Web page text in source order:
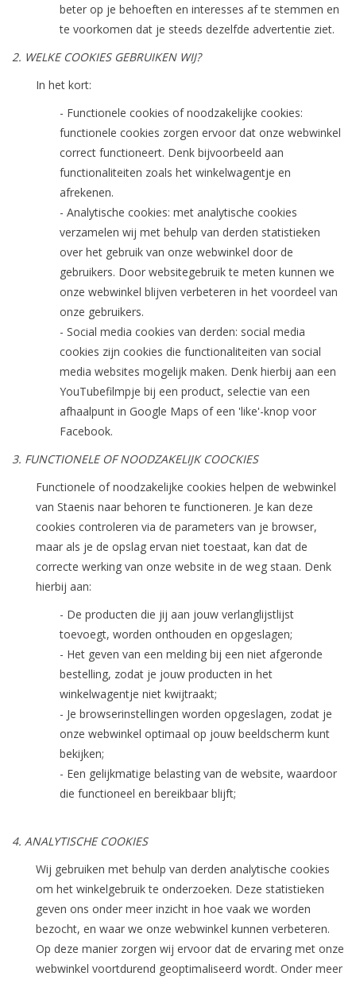
beter op je behoeften en interesses af te stemmen en
te voorkomen dat je steeds dezelfde advertentie ziet.
2. WELKE COOKIES GEBRUIKEN WIJ?
In het kort:
- Functionele cookies of noodzakelijke cookies:
functionele cookies zorgen ervoor dat onze webwinkel
correct functioneert. Denk bijvoorbeeld aan
functionaliteiten zoals het winkelwagentje en
afrekenen.
- Analytische cookies: met analytische cookies
verzamelen wij met behulp van derden statistieken
over het gebruik van onze webwinkel door de
gebruikers. Door websitegebruik te meten kunnen we
onze webwinkel blijven verbeteren in het voordeel van
onze gebruikers.
- Social media cookies van derden: social media
cookies zijn cookies die functionaliteiten van social
media websites mogelijk maken. Denk hierbij aan een
YouTubefilmpje bij een product, selectie van een
afhaalpunt in Google Maps of een 'like'-knop voor
Facebook.
3. FUNCTIONELE OF NOODZAKELIJK COOCKIES
Functionele of noodzakelijke cookies helpen de webwinkel
van Staenis naar behoren te functioneren. Je kan deze
cookies controleren via de parameters van je browser,
maar als je de opslag ervan niet toestaat, kan dat de
correcte werking van onze website in de weg staan. Denk
hierbij aan:
- De producten die jij aan jouw verlanglijstlijst
toevoegt, worden onthouden en opgeslagen;
- Het geven van een melding bij een niet afgeronde
bestelling, zodat je jouw producten in het
winkelwagentje niet kwijtraakt;
- Je browserinstellingen worden opgeslagen, zodat je
onze webwinkel optimaal op jouw beeldscherm kunt
bekijken;
- Een gelijkmatige belasting van de website, waardoor
die functioneel en bereikbaar blijft;
4. ANALYTISCHE COOKIES
Wij gebruiken met behulp van derden analytische cookies
om het winkelgebruik te onderzoeken. Deze statistieken
geven ons onder meer inzicht in hoe vaak we worden
bezocht, en waar we onze webwinkel kunnen verbeteren.
Op deze manier zorgen wij ervoor dat de ervaring met onze
webwinkel voortdurend geoptimaliseerd wordt. Onder meer